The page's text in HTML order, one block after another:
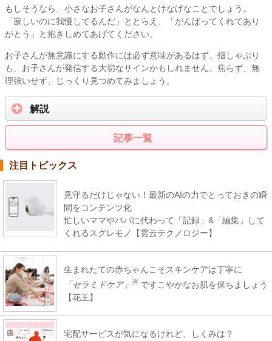
もしそうなら、小さなお子さんがなんとけなげなことでしょう。
「寂しいのに我慢してるんだ」ととらえ、「がんばってくれてあり
がとう」と抱きしめてあげてください。
お子さんが無意識にする動作には必ず意味があるはず。指しゃぶり
も、お子さんが発信する大切なサインかもしれません。焦らず、無
理強いせず、じっくり見つめてみましょう。
解説
記事一覧
注目トピックス
見守るだけじゃない！最新のAIの力でとっておきの瞬
間をコンテンツ化
忙しいママやパパに代わって「記録」&「編集」して
くれるスグレモノ【雲云テクノロジー】
生まれたての赤ちゃんこそスキンケアは丁寧に
「セラミドケア」
※ ですこやかなお肌を保ちましょう
【花王】
宅配サービスが気になるけれど、しくみは？